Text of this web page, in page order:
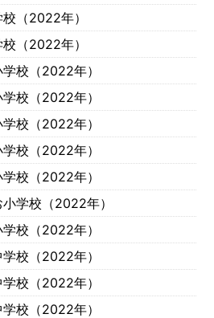
校（2022年）
校（2022年）
学校（2022年）
学校（2022年）
学校（2022年）
学校（2022年）
学校（2022年）
小学校（2022年）
学校（2022年）
学校（2022年）
学校（2022年）
学校（2022年）